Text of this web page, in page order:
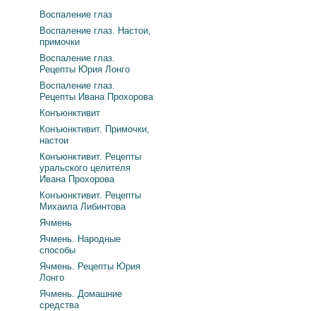
Воспаление глаз
Воспаление глаз. Настои,
примочки
Воспаление глаз.
Рецепты Юрия Лонго
Воспаление глаз.
Рецепты Ивана Прохорова
Конъюнктивит
Конъюнктивит. Примочки,
настои
Конъюнктивит. Рецепты
уральского целителя
Ивана Прохорова
Конъюнктивит. Рецепты
Михаила Либинтова
Ячмень
Ячмень. Народные
способы
Ячмень. Рецепты Юрия
Лонго
Ячмень. Домашние
средства